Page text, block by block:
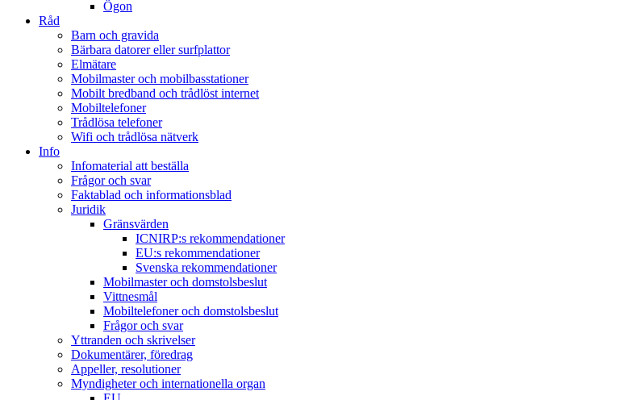
Ögon
Råd
Barn och gravida
Bärbara datorer eller surfplattor
Elmätare
Mobilmaster och mobilbasstationer
Mobilt bredband och trådlöst internet
Mobiltelefoner
Trådlösa telefoner
Wifi och trådlösa nätverk
Info
Infomaterial att beställa
Frågor och svar
Faktablad och informationsblad
Juridik
Gränsvärden
ICNIRP:s rekommendationer
EU:s rekommendationer
Svenska rekommendationer
Mobilmaster och domstolsbeslut
Vittnesmål
Mobiltelefoner och domstolsbeslut
Frågor och svar
Yttranden och skrivelser
Dokumentärer, föredrag
Appeller, resolutioner
Myndigheter och internationella organ